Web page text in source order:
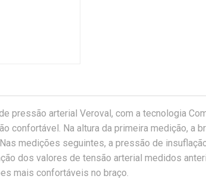
pressão arterial Veroval, com a tecnologia
confortável. Na altura da primeira medição, a
medições seguintes, a pressão de
dos valores de tensão arterial medidos
mais confortáveis no braço.